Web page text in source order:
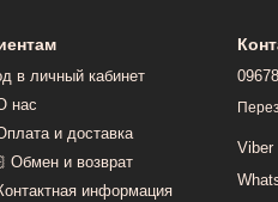
в личный кабинет
нас
и доставка
Обмен и возврат
информация
Viber